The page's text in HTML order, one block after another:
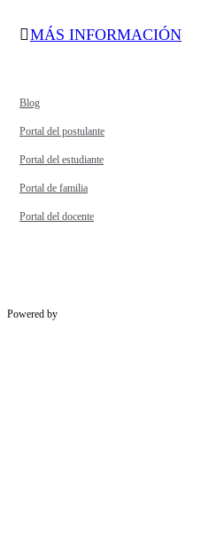
MÁS INFORMACIÓN
Blog
Portal del postulante
Portal del estudiante
Portal de familia
Portal del docente
Powered by